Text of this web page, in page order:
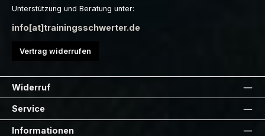
Unterstützung und Beratung unter:
info[at]trainingsschwerter.de
Vertrag widerrufen
Widerruf
Service
Informationen